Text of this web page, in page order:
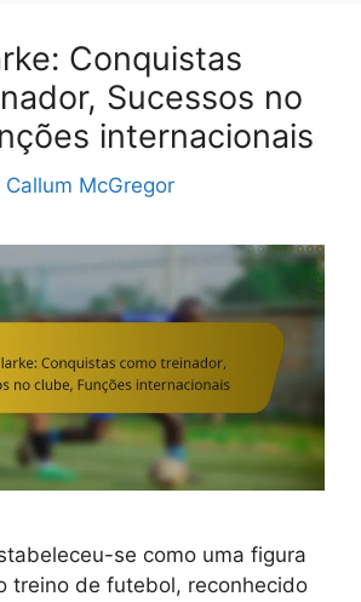
Conquistas
Sucessos no
internacionais
Callum McGregor
se como uma figura
treino de futebol, reconhecido